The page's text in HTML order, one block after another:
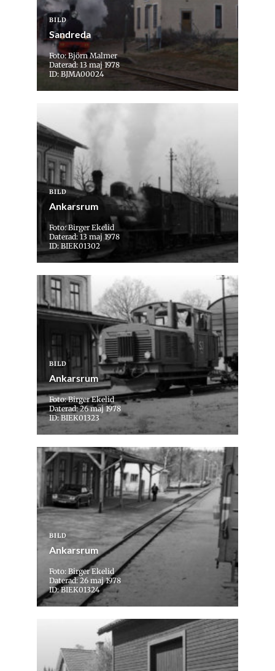
BILD
Sandreda
Foto: Björn Malmer
Daterad: 13 maj 1978
ID: BJMA00024
BILD
Ankarsrum
Foto: Birger Ekelid
Daterad: 13 maj 1978
ID: BIEK01302
BILD
Ankarsrum
Foto: Birger Ekelid
Daterad: 26 maj 1978
ID: BIEK01323
BILD
Ankarsrum
Foto: Birger Ekelid
Daterad: 26 maj 1978
ID: BIEK01324